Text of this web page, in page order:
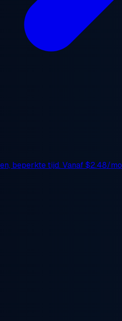
beperkte tijd. Vanaf$2.48/mo